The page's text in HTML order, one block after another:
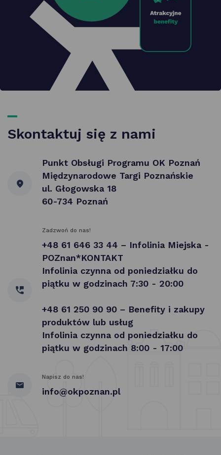
Skontaktuj się z nami
Punkt Obsługi Programu OK Poznań
Międzynarodowe Targi Poznańskie
ul. Głogowska 18
60-734 Poznań
Zadzwoń do nas!
+48 61 646 33 44 – Infolinia Miejska -
POZnan*KONTAKT
Infolinia czynna od poniedziałku do
piątku w godzinach 7:30 - 20:00
+48 61 250 90 90 – Benefity i zakupy
produktów lub usług
Infolinia czynna od poniedziałku do
piątku w godzinach 8:00 - 17:00
Napisz do nas!
info@okpoznan.pl